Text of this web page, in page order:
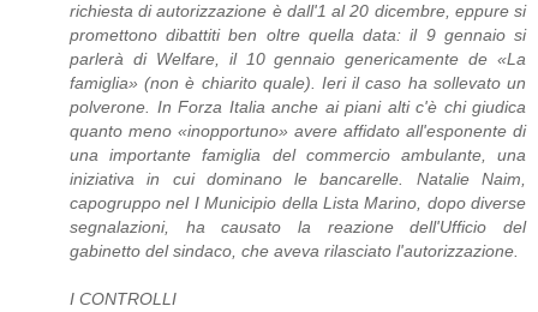
richiesta di autorizzazione è dall'1 al 20 dicembre, eppure si
promettono dibattiti ben oltre quella data: il 9 gennaio si
parlerà di Welfare, il 10 gennaio genericamente de «La
famiglia» (non è chiarito quale). Ieri il caso ha sollevato un
polverone. In Forza Italia anche ai piani alti c'è chi giudica
quanto meno «inopportuno» avere affidato all'esponente di
una importante famiglia del commercio ambulante, una
iniziativa in cui dominano le bancarelle. Natalie Naim,
capogruppo nel I Municipio della Lista Marino, dopo diverse
segnalazioni, ha causato la reazione dell'Ufficio del
gabinetto del sindaco, che aveva rilasciato l'autorizzazione.
I CONTROLLI